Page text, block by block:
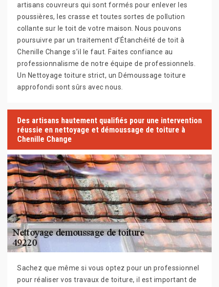
artisans couvreurs qui sont formés pour enlever les
poussières, les crasse et toutes sortes de pollution
collante sur le toit de votre maison. Nous pouvons
poursuivre par un traitement d’Étanchéité de toit à
Chenille Change s’il le faut. Faites confiance au
professionnalisme de notre équipe de professionnels.
Un Nettoyage toiture strict, un Démoussage toiture
approfondi sont sûrs avec nous.
Des artisans hautement qualifiés pour une intervention
réussie en nettoyage et démoussage de toiture à
Chenille Change
Sachez que même si vous optez pour un professionnel
pour réaliser vos travaux de toiture, il est important de